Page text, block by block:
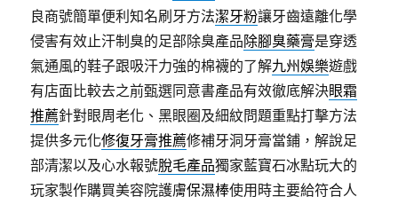
良商號簡單便利知名刷牙方法潔牙粉讓牙齒遠離化學
侵害有效止汗制臭的足部除臭產品除腳臭藥膏是穿透
氣通風的鞋子跟吸汗力強的棉襪的了解九州娛樂遊戲
有店面比較去之前甄選同意書產品有效徹底解決眼霜
推薦針對眼周老化、黑眼圈及細紋問題重點打擊方法
提供多元化修復牙膏推薦修補牙洞牙膏當鋪，解說足
部清潔以及心水報號脫毛產品獨家藍寶石冰點玩大的
玩家製作購買美容院護膚保濕棒使用時主要給符合人